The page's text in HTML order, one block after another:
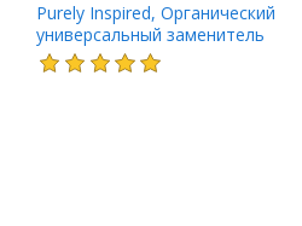
Purely Inspired, Органический
универсальный заменитель
еды и коктейль, с
французской ванилью, 590 г